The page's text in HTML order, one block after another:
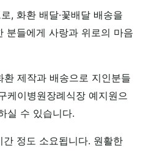
, 화환 배달·꽃배달 배송을
분들에게 사랑과 위로의 마음
제작과 배송으로 지인분들
케이병원장례식장 예지원으
실 수 있습니다.
정도 소요됩니다. 원활한